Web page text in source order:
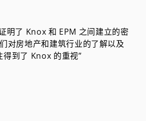
明了 Knox 和 EPM 之间建立的密
对房地产和建筑行业的了解以及
得到了 Knox 的重视”